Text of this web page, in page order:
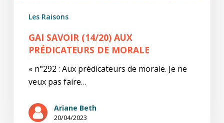
Les Raisons
GAI SAVOIR (14/20) AUX
PRÉDICATEURS DE MORALE
« n°292 : Aux prédicateurs de morale. Je ne
veux pas faire…
Ariane Beth
20/04/2023